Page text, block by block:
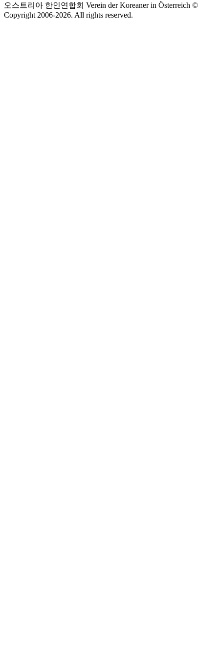
오스트리아 한인연합회 Verein der Koreaner in Österreich ©
Copyright 2006-2026. All rights reserved.